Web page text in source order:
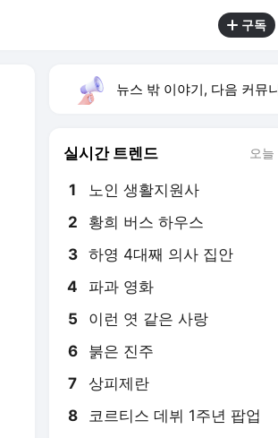
구독
뉴스 밖 이야기, 다음 커뮤니티
실시간 트렌드 오늘
1 노인 생활지원사
2 황희 버스 하우스
4 파과 영화
5 이런 엿 같은 사랑
6 붉은 진주
7 상피제란
8 코르티스 데뷔 1주년 팝업